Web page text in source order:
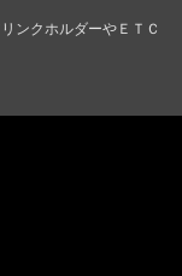
ンクホルダーやＥＴＣ